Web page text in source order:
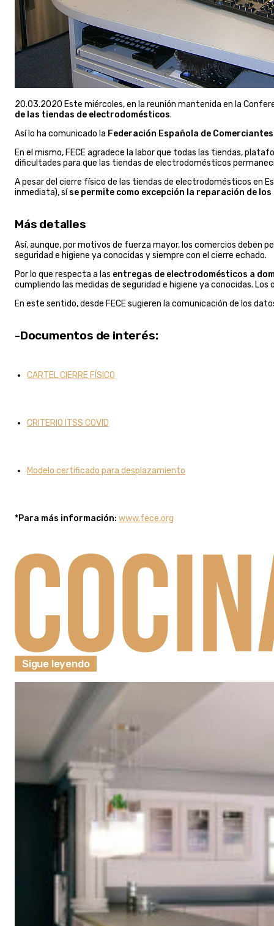
20.03.2020 Este miércoles, en la reunión mantenida en la
de las tiendas de electrodomésticos.
Así lo ha comunicado la Federación Española de
En el mismo, FECE agradece la labor que todas las tiendas,
dificultades para que las tiendas de electrodomésticos
A pesar del cierre físico de las tiendas de electrodomésticos en
inmediata), síse permite como excepción la reparación de
Más detalles
Así, aunque, por motivos de fuerza mayor, los comercios deben
seguridad e higiene ya conocidas y siempre con el cierre echado.
Por lo que respecta a las entregas de electrodomésticos a
cumpliendo las medidas de seguridad e higiene ya conocidas.
En este sentido, desde FECE sugieren la comunicación de los
-Documentos de interés:
CARTEL CIERRE FÍSICO
CRITERIO ITSS COVID
Modelo certificado para desplazamiento
*Para más información: www.fece.org
Sigue leyendo